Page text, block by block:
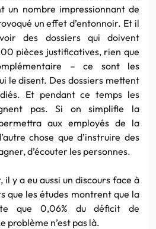
un nombre impressionnant de
un effet d’entonnoir. Et il
des dossiers qui doivent
pièces justificatives, rien que
– ce sont les
le disent. Des dossiers mettent
Et pendant ce temps les
pas. Si on simplifie la
aux employés de la
chose que d’instruire des
d’écouter les personnes.
il y a eu aussi un discours face à
que les études montrent que la
que 0,06% du déficit de
problème n’est pas là.